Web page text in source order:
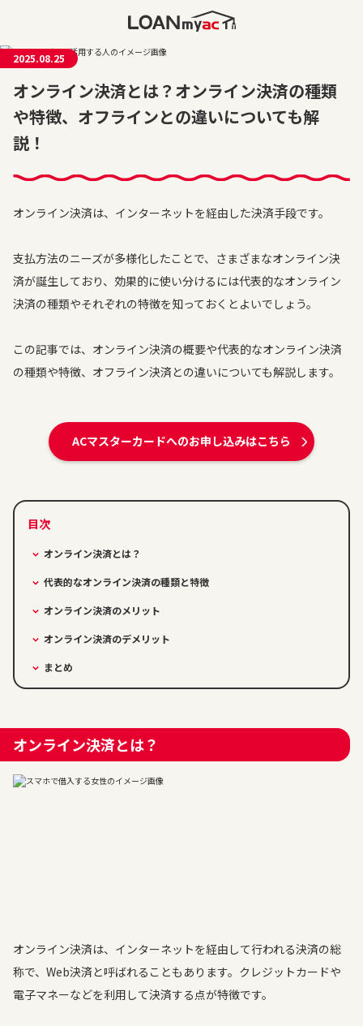
2025.08.25
オンライン決済とは？オンライン決済の種類
や特徴、オフラインとの違いについても解
説！
オンライン決済は、インターネットを経由した決済手段です。
支払方法のニーズが多様化したことで、さまざまなオンライン決
済が誕生しており、効果的に使い分けるには代表的なオンライン
決済の種類やそれぞれの特徴を知っておくとよいでしょう。
この記事では、オンライン決済の概要や代表的なオンライン決済
の種類や特徴、オフライン決済との違いについても解説します。
ACマスターカードへのお申し込みはこちら
オンライン決済とは？
代表的なオンライン決済の種類と特徴
オンライン決済のメリット
オンライン決済のデメリット
まとめ
オンライン決済とは？
オンライン決済は、インターネットを経由して行われる決済の総
称で、Web決済と呼ばれることもあります。クレジットカードや
電子マネーなどを利用して決済する点が特徴です。